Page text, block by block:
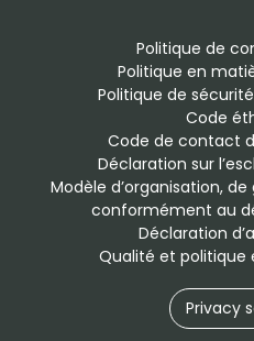
Politique de
Politique en
Politique de
Code
Code de contact
Déclaration sur
Modèle d’organisation,
conformément au
Déclaration
Qualité et politique
Privacy